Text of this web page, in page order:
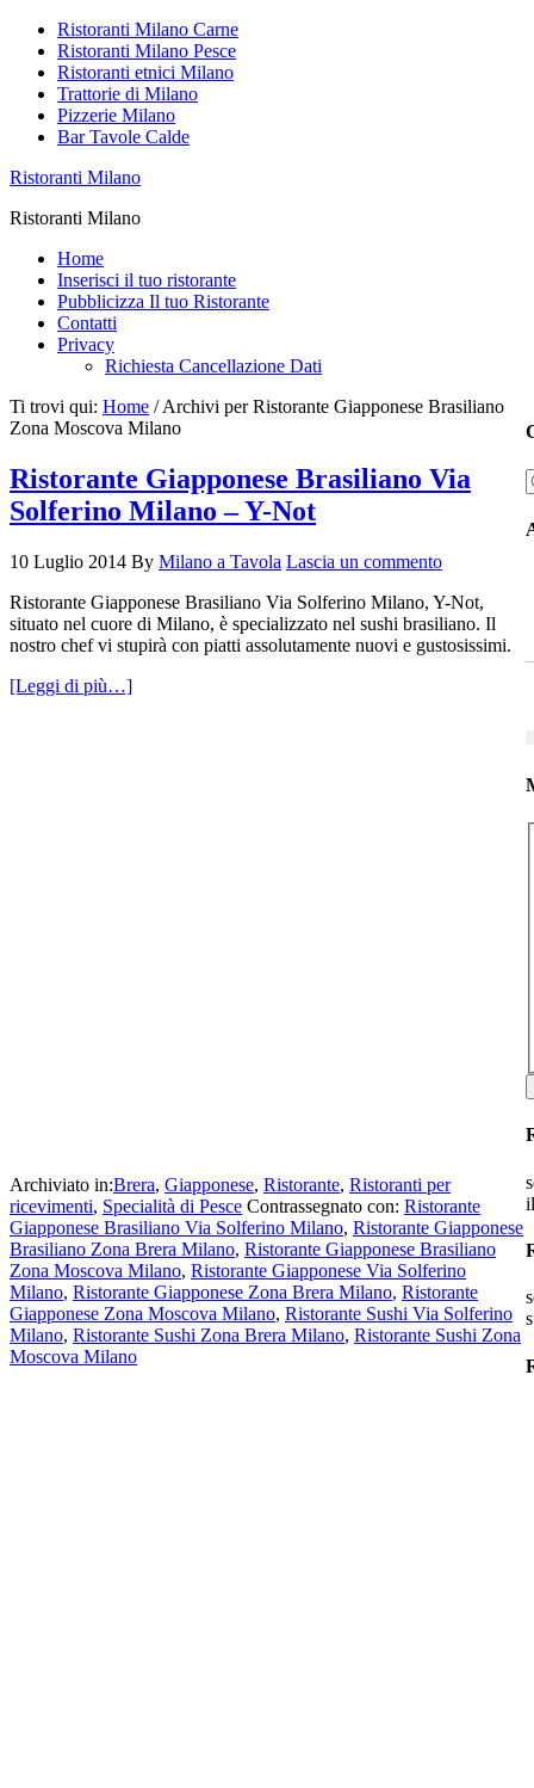
Ristoranti Milano Carne
Ristoranti Milano Pesce
Ristoranti etnici Milano
Trattorie di Milano
Pizzerie Milano
Bar Tavole Calde
Ristoranti Milano
Ristoranti Milano
Home
Inserisci il tuo ristorante
Pubblicizza Il tuo Ristorante
Contatti
Privacy
Richiesta Cancellazione Dati
Ti trovi qui: Home /Archivi per Ristorante Giapponese Brasiliano
Zona Moscova Milano
Ristorante Giapponese Brasiliano Via
Solferino Milano – Y-Not
10 Luglio 2014 By Milano a Tavola Lascia un commento
Ristorante Giapponese Brasiliano Via Solferino Milano, Y-Not,
situato nel cuore di Milano, è specializzato nel sushi brasiliano. Il
nostro chef vi stupirà con piatti assolutamente nuovi e gustosissimi.
[Leggi di più…]
Archiviato in:Brera, Giapponese, Ristorante, Ristoranti per
ricevimenti, Specialità di Pesce Contrassegnato con: Ristorante
Giapponese Brasiliano Via Solferino Milano, Ristorante Giapponese
Brasiliano Zona Brera Milano, Ristorante Giapponese Brasiliano
Zona Moscova Milano, Ristorante Giapponese Via Solferino
Milano, Ristorante Giapponese Zona Brera Milano, Ristorante
Giapponese Zona Moscova Milano, Ristorante Sushi Via Solferino
Milano, Ristorante Sushi Zona Brera Milano, Ristorante Sushi Zona
Moscova Milano